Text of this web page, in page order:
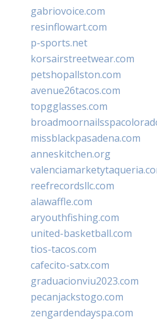
gabriovoice.com
resinflowart.com
p-sports.net
korsairstreetwear.com
petshopallston.com
avenue26tacos.com
topgglasses.com
missblackpasadena.com
anneskitchen.org
reefrecordsllc.com
alawaffle.com
aryouthfishing.com
united-basketball.com
tios-tacos.com
cafecito-satx.com
graduacionviu2023.com
pecanjackstogo.com
zengardendayspa.com